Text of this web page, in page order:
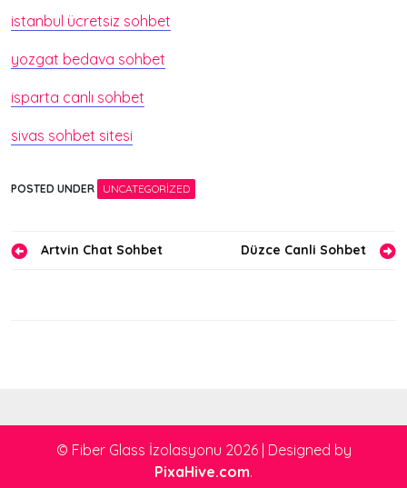
istanbul ücretsiz sohbet
yozgat bedava sohbet
isparta canlı sohbet
sivas sohbet sitesi
POSTED UNDER UNCATEGORIZED
YazıArtvin Chat Sohbet Düzce Canli Sohbet
© Fiber Glass İzolasyonu 2026 Designed by
PixaHive.com.